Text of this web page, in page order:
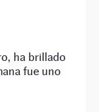
ha brillado
fue uno